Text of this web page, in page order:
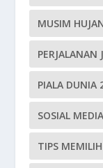
MUSIM
PERJALANAN
PIALA DUNIA
SOSIAL MEDIA
TIPS